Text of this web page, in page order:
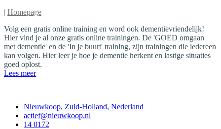
| Homepage
Volg een gratis online training en word ook dementievriendelijk!
Hier vind je al onze gratis online trainingen. De 'GOED omgaan
met dementie' en de 'In je buurt' training, zijn trainingen die iedereen
kan volgen. Hier leer je hoe je dementie herkent en lastige situaties
goed oplost.
Lees meer
Nieuwkoop, Zuid-Holland, Nederland
actief@nieuwkoop.nl
14 0172